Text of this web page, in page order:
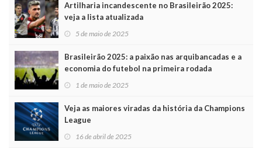
Artilharia incandescente no Brasileirão 2025:
veja a lista atualizada
5 de maio de 2025
Brasileirão 2025: a paixão nas arquibancadas e a
economia do futebol na primeira rodada
1 de maio de 2025
Veja as maiores viradas da história da Champions
League
16 de abril de 2025